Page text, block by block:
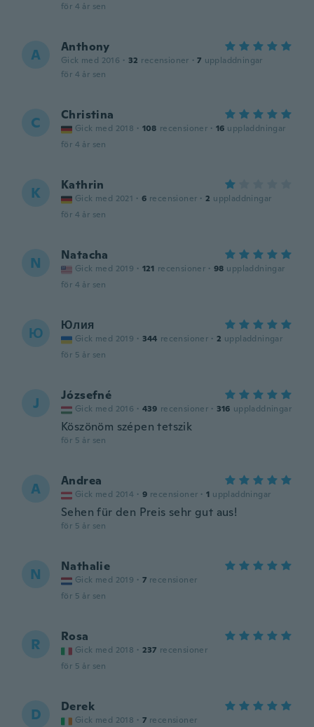
för 4 år sen
A Anthony
Gick med 2016 · 32 recensioner · 7 uppladdningar
för 4 år sen
C Christina
Gick med 2018 · 108 recensioner · 16 uppladdningar
för 4 år sen
K Kathrin
Gick med 2021 · 6 recensioner · 2 uppladdningar
för 4 år sen
N Natacha
Gick med 2019 · 121 recensioner · 98 uppladdningar
för 4 år sen
Ю Юлия
Gick med 2019 · 344 recensioner · 2 uppladdningar
för 5 år sen
J Józsefné
Gick med 2016 · 439 recensioner · 316 uppladdningar
Köszönöm szépen tetszik
för 5 år sen
A Andrea
Gick med 2014 · 9 recensioner · 1 uppladdningar
Sehen für den Preis sehr gut aus!
för 5 år sen
N Nathalie
Gick med 2019 · 7 recensioner
för 5 år sen
R Rosa
Gick med 2018 · 237 recensioner
för 5 år sen
D Derek
Gick med 2018 · 7 recensioner